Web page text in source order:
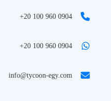
+20 100 960 0904
+20 100 960 0904
info@tycoon-egy.com